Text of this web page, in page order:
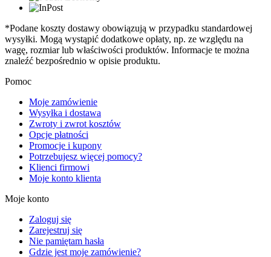
*Podane koszty dostawy obowiązują w przypadku standardowej
wysyłki. Mogą wystąpić dodatkowe opłaty, np. ze względu na
wagę, rozmiar lub właściwości produktów. Informacje te można
znaleźć bezpośrednio w opisie produktu.
Pomoc
Moje zamówienie
Wysyłka i dostawa
Zwroty i zwrot kosztów
Opcje płatności
Promocje i kupony
Potrzebujesz więcej pomocy?
Klienci firmowi
Moje konto klienta
Moje konto
Zaloguj się
Zarejestruj się
Nie pamiętam hasła
Gdzie jest moje zamówienie?